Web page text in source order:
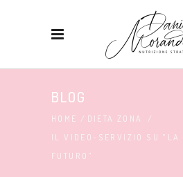
BLOG
HOME / DIETA ZONA
/
IL VIDEO-SERVIZIO SU "LA
FUTURO"